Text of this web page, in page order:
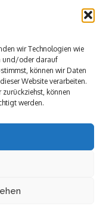
wir Technologien wie
und/oder darauf
können wir Daten
Website verarbeiten.
können
werden.
Kiddie Care